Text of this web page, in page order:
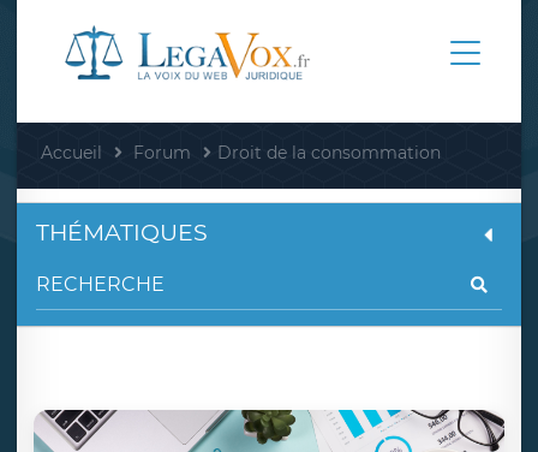
Accueil Forum Droit de la consommation
THÉMATIQUES